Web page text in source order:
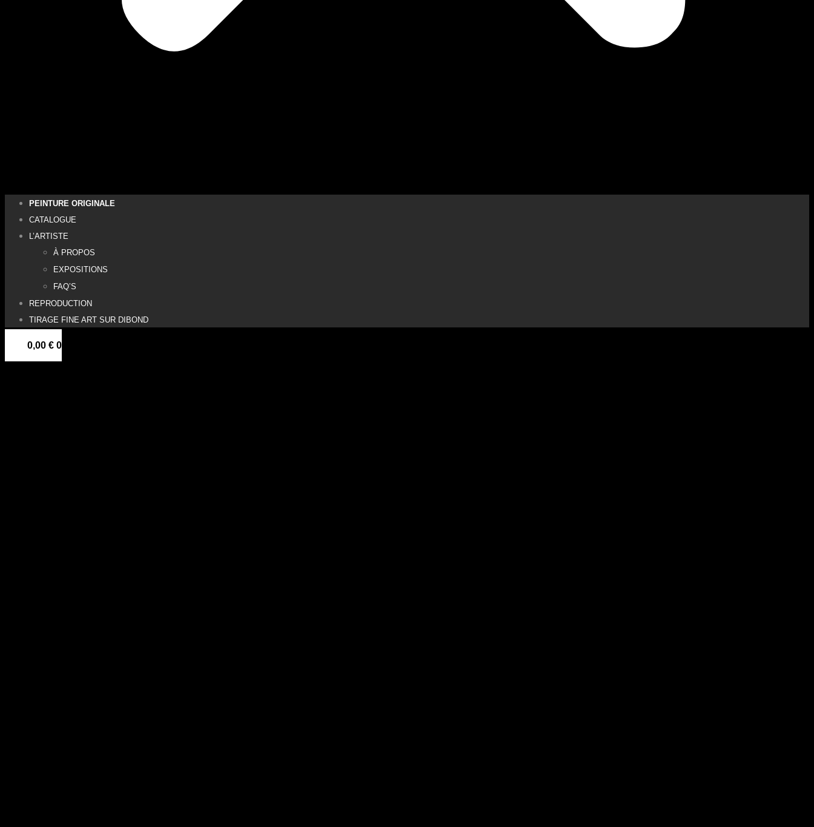
PEINTURE ORIGINALE
CATALOGUE
L’ARTISTE
À PROPOS
EXPOSITIONS
FAQ’S
REPRODUCTION
TIRAGE FINE ART SUR DIBOND
0,00 € 0